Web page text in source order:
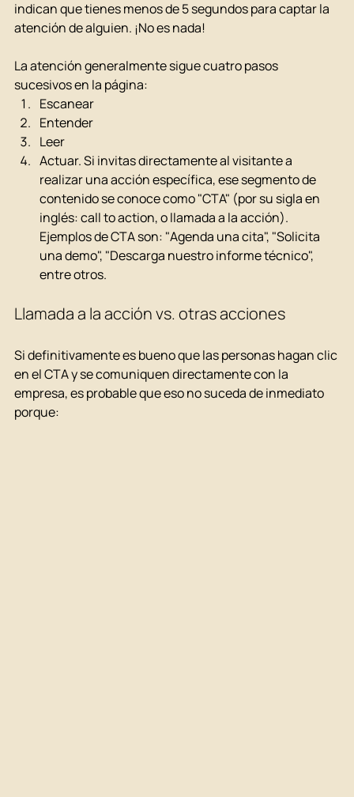
indican que tienes menos de 5 segundos para captar la
atención de alguien. ¡No es nada!
La atención generalmente sigue cuatro pasos
sucesivos en la página:
Escanear
Entender
Leer
Actuar. Si invitas directamente al visitante a
realizar una acción específica, ese segmento de
contenido se conoce como "CTA" (por su sigla en
inglés: call to action, o llamada a la acción).
Ejemplos de CTA son: "Agenda una cita", "Solicita
una demo", "Descarga nuestro informe técnico",
entre otros.
Llamada a la acción vs. otras acciones
Si definitivamente es bueno que las personas hagan clic
en el CTA y se comuniquen directamente con la
empresa, es probable que eso no suceda de inmediato
porque: